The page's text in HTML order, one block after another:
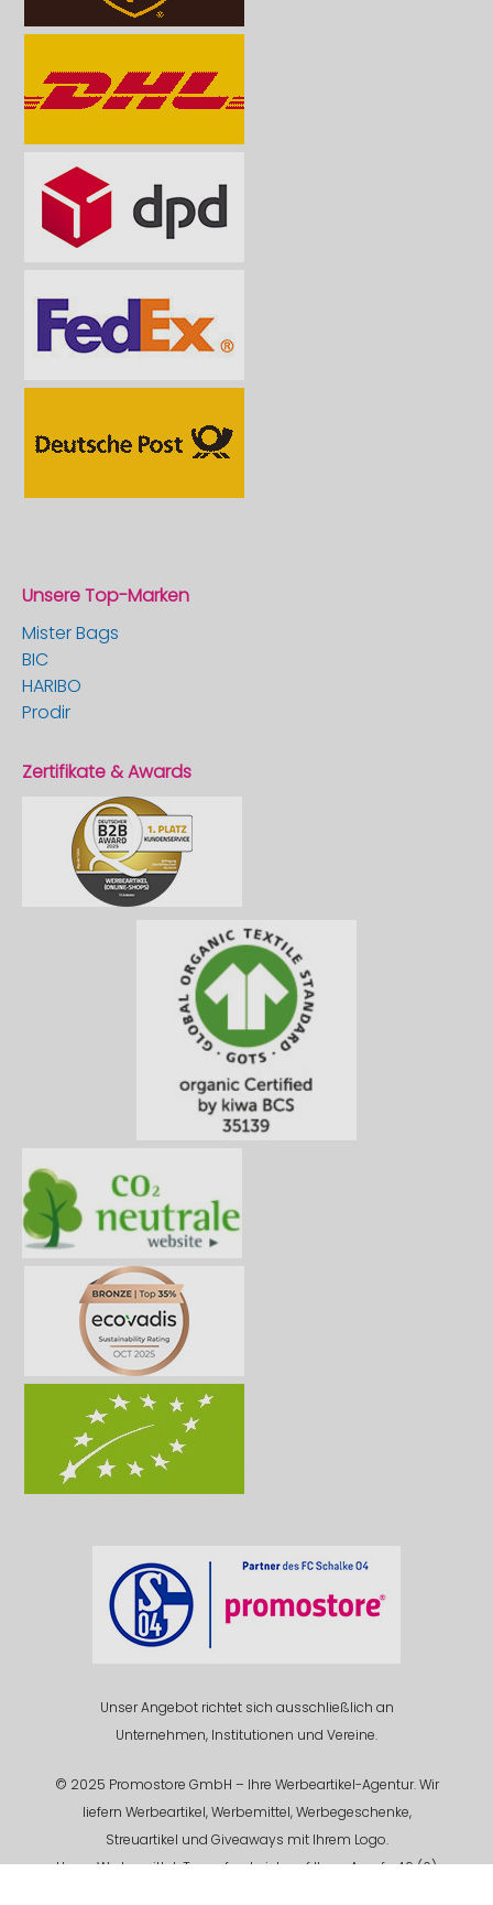
Unsere Top-Marken
Mister Bags
BIC
HARIBO
Prodir
Zertifikate & Awards
Unser Angebot richtet sich ausschließlich an
Unternehmen, Institutionen und Vereine.
© 2025 Promostore GmbH – Ihre Werbeartikel-Agentur. Wir
liefern Werbeartikel, Werbemittel, Werbegeschenke,
Streuartikel und Giveaways mit Ihrem Logo.
Unser Werbemittel-Team freut sich auf Ihren Anruf +49 (0)